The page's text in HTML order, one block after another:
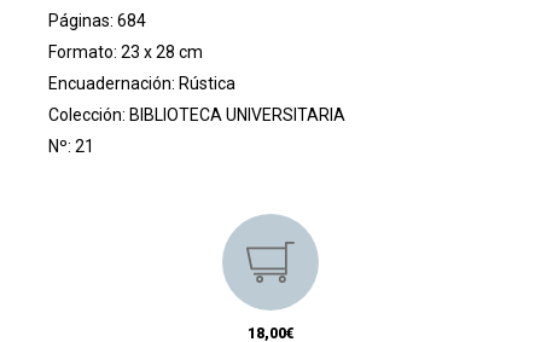
Páginas: 684
Formato: 23 x 28 cm
Encuadernación: Rústica
Colección: BIBLIOTECA UNIVERSITARIA
Nº: 21
18,00€